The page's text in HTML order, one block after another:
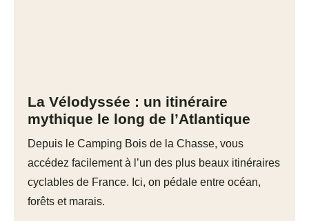
La Vélodyssée : un itinéraire
mythique le long de l’Atlantique
Depuis le Camping Bois de la Chasse, vous
accédez facilement à l’un des plus beaux itinéraires
cyclables de France. Ici, on pédale entre océan,
forêts et marais.